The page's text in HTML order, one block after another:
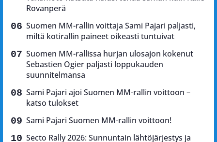
Rovanperä
Suomen MM-rallin voittaja Sami Pajari paljasti,
miltä kotirallin paineet oikeasti tuntuivat
Suomen MM-rallissa hurjan ulosajon kokenut
Sebastien Ogier paljasti loppukauden
suunnitelmansa
Sami Pajari ajoi Suomen MM-rallin voittoon –
katso tulokset
Sami Pajari Suomen MM-rallin voittoon!
Secto Rally 2026: Sunnuntain lähtöjärjestys ja